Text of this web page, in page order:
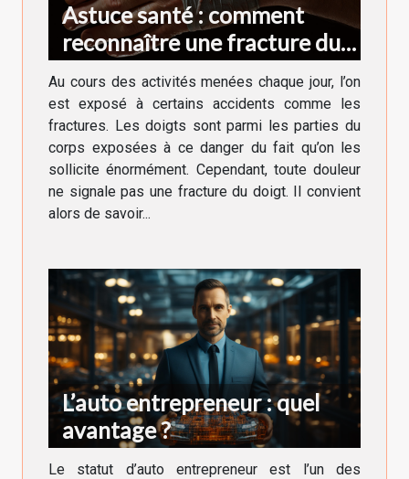
Astuce santé : comment
reconnaître une fracture du
doigt ?
Au cours des activités menées chaque jour, l’on
est exposé à certains accidents comme les
fractures. Les doigts sont parmi les parties du
corps exposées à ce danger du fait qu’on les
sollicite énormément. Cependant, toute douleur
ne signale pas une fracture du doigt. Il convient
alors de savoir...
L’auto entrepreneur : quel
avantage ?
Le statut d’auto entrepreneur est l’un des